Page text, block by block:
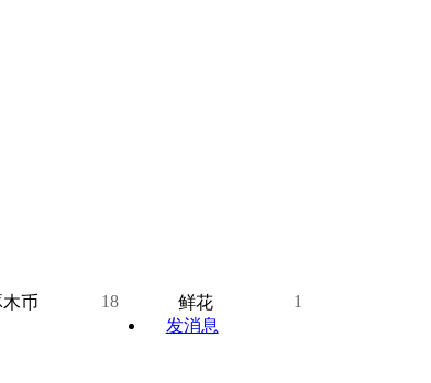
木币 18 鲜花
1
发消息